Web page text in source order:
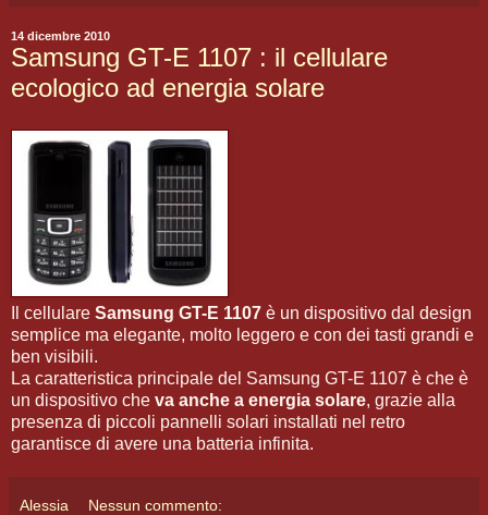
14 dicembre 2010
Samsung GT-E 1107 : il cellulare
ecologico ad energia solare
Il cellulare Samsung GT-E 1107 è un dispositivo dal design
semplice ma elegante, molto leggero e con dei tasti grandi e
ben visibili.
La caratteristica principale del Samsung GT-E 1107 è che è
un dispositivo che va anche a energia solare, grazie alla
presenza di piccoli pannelli solari installati nel retro
garantisce di avere una batteria infinita.
Alessia Nessun commento: